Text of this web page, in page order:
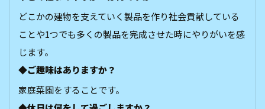
どこかの建物を支えていく製品を作り社会貢献している
ことや1つでも多くの製品を完成させた時にやりがいを感
じます。
◆ご趣味はありますか？
家庭菜園をすることです。